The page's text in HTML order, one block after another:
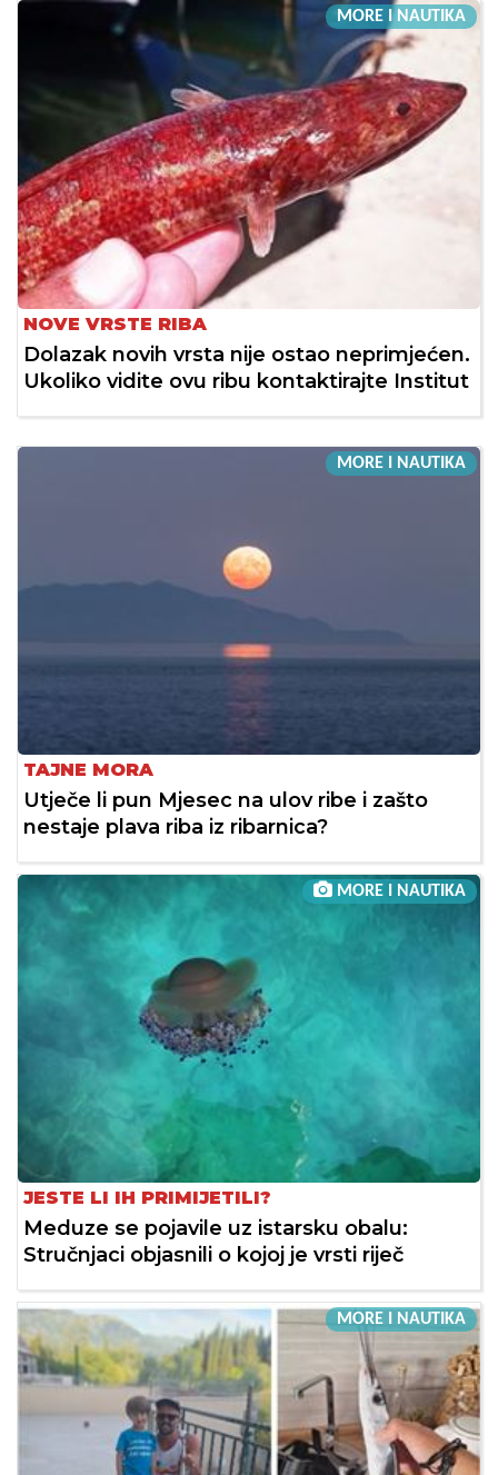
MORE I NAUTIKA
NOVE VRSTE RIBA
Dolazak novih vrsta nije ostao neprimjećen.
Ukoliko vidite ovu ribu kontaktirajte Institut
MORE I NAUTIKA
TAJNE MORA
Utječe li pun Mjesec na ulov ribe i zašto
nestaje plava riba iz ribarnica?
MORE I NAUTIKA
JESTE LI IH PRIMIJETILI?
Meduze se pojavile uz istarsku obalu:
Stručnjaci objasnili o kojoj je vrsti riječ
MORE I NAUTIKA